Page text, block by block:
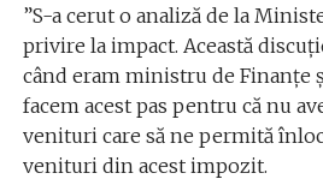
”S-a cerut o analiză de la
privire la impact. Această
când eram ministru de Finanțe
facem acest pas pentru că nu
venituri care să ne permită
venituri din acest impozit.